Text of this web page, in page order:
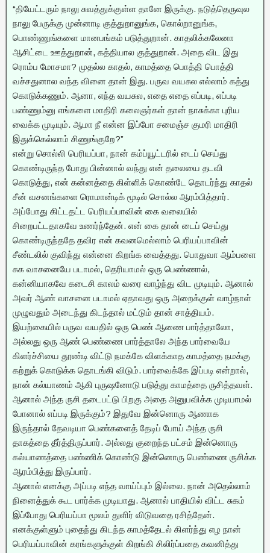
“தியேட்டரும் நாலு சுவத்துக்குள்ள தானே இருக்கு. நடுத்தெருவுல
நாலு பேருக்கு முன்னாடி குத்துறானுங்க, கொல்றானுங்க,
பொண்ணுங்களை மானபங்கம் படுத்துறான். காதலிக்கலேனா
ஆசிட்டை ஊத்துறான், கத்தியால குத்துறான். அதை விட இது
ரொம்ப மோசமா? முதல்ல காதல், காமத்தை பொத்தி பொத்தி
வச்சதுனால வந்த வினை தான் இது. பருவ வயசுல எல்லாம் கத்து
கொடுக்கணும். ஆனா, எந்த வயசுல, எதை எதை எப்படி, எப்படி
பண்ணும்னு எங்களை மாதிரி கலைஞர்கள் தான் நாசுக்கா புரிய
வைக்க முடியும். ஆமா நீ என்ன இப்போ சமைஞ்ச குமரி மாதிரி
இதுக்கெல்லாம் சிணுங்குறே?”
என்று சொல்லி பெரியப்பா, நான் கம்ப்யூட்டரில் டைப் செய்து
கொண்டிருந்த போது பின்னால் வந்து என் தலையை தடவி
கொடுத்து, என் கன்னத்தை கிள்ளிக் கொண்டே தொடர்ந்து காதல்
சீன் வசனங்களை ரொமான்டிக் மூடில் சொல்ல ஆரம்பித்தார்.
அப்போது கிட்டதட்ட பெரியப்பாவின் கை வலையில்
சிறைபட்டதாகவே உணர்ந்தேன். என் கை தான் டைப் செய்து
கொண்டிருந்ததே தவிர என் கவனமெல்லாம் பெரியப்பாவின்
சீண்டலில் குவிந்து என்னை கிறங்க வைத்தது. பொதுவா ஆம்பளை
சுக வாசனையே படாமல், தெரியாமல் ஒரு பெண்ணால்,
கன்னியாகவே கடைசி காலம் வரை வாழ்ந்து விட முடியும். ஆனால்
அவர் ஆண் வாசனை படாமல் ஏதாவது ஒரு அறைக்குள் வாழ்நாள்
முழுவதும் அடைந்து கிடந்தால் மட்டும் தான் சாத்தியம்.
இயற்கையில் பருவ வயதில் ஒரு பெண் ஆணை பார்த்தாலோ,
அல்லது ஒரு ஆண் பெண்ணை பார்த்தாலே அந்த பார்வையே
கிளர்ச்சியை தூண்டி விட்டு நமக்கே விளக்காத காமத்தை நமக்கு
கற்றுக் கொடுக்க தொடங்கி விடும். பார்வைக்கே இப்படி என்றால்,
நான் கல்யாணம் ஆகி புருஷனோடு படுத்து காமத்தை ருசித்தவள்.
ஆனால் அந்த ருசி தடைபட்டு பிறகு அதை அனுபவிக்க முடியாமல்
போனால் எப்படி இருக்கும்? இதுவே இன்னொரு ஆணாக
இருந்தால் தேவடியா பெண்களைத் தேடிப் போய் அந்த ருசி
தாகத்தை தீர்த்திருப்பார். அல்லது குறைந்த பட்சம் இன்னொரு
கல்யாணத்தை பண்ணிக் கொண்டு இன்னொரு பெண்ணை ருசிக்க
ஆரம்பித்து இருப்பார்.
ஆனால் எனக்கு அப்படி எந்த வாய்ப்பும் இல்லை. நான் அதெல்லாம்
நினைத்துக் கூட பார்க்க முடியாது. ஆனால் பாதியில் விட்ட சுகம்
இப்போது பெரியப்பா மூலம் துளிர் விடுவதை ரசித்தேன்.
எனக்குள்ளும் புதைந்து கிடந்த காமத்தேடல் கிளர்ந்து எழ நான்
பெரியப்பாவின் கரங்களுக்குள் கிறங்கி சிலிர்ப்பதை கவனித்து